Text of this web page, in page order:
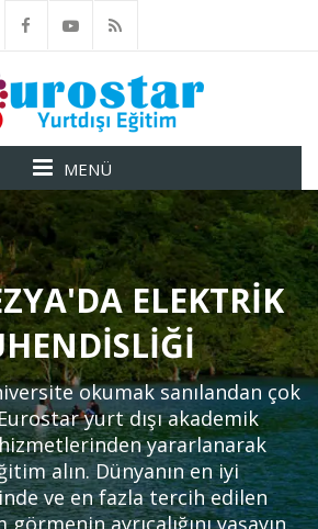
MENÜ
ELEKTRIK
okumak sanılandan çok
yurt dışı akademik
hizmetlerinden yararlanarak
alın. Dünyanın en iyi
ve en fazla tercih edilen
ayrıcalığını yaşayın.